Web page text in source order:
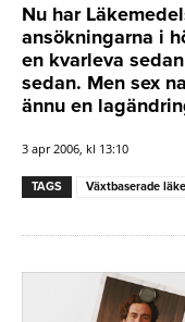
Nu har
ansökningarna i
en kvarleva
sedan. Men sex
ännu en
3 apr 2006, kl 13:10
TAGS Växtbaserade